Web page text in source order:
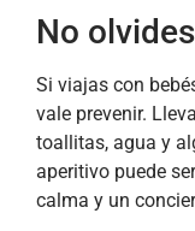
No
Si viajas con
vale prevenir.
toallitas, agua y
aperitivo puede
calma y un